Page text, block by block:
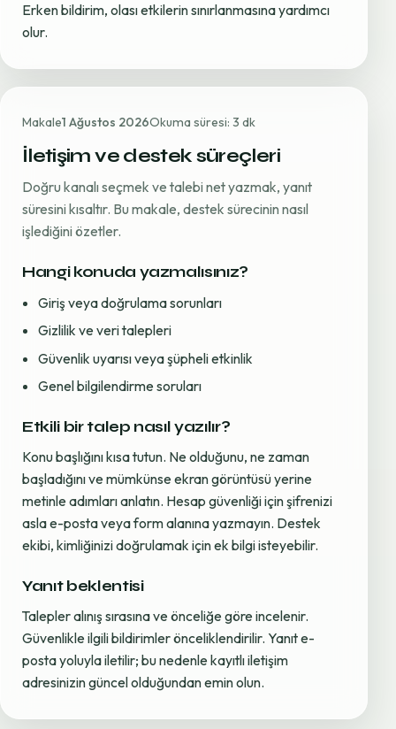
Erken bildirim, olası etkilerin sınırlanmasına yardımcı
olur.
Makale1 Ağustos 2026Okuma süresi: 3 dk
İletişim ve destek süreçleri
Doğru kanalı seçmek ve talebi net yazmak, yanıt
süresini kısaltır. Bu makale, destek sürecinin nasıl
işlediğini özetler.
Hangi konuda yazmalısınız?
Giriş veya doğrulama sorunları
Gizlilik ve veri talepleri
Güvenlik uyarısı veya şüpheli etkinlik
Genel bilgilendirme soruları
Etkili bir talep nasıl yazılır?
Konu başlığını kısa tutun. Ne olduğunu, ne zaman
başladığını ve mümkünse ekran görüntüsü yerine
metinle adımları anlatın. Hesap güvenliği için şifrenizi
asla e-posta veya form alanına yazmayın. Destek
ekibi, kimliğinizi doğrulamak için ek bilgi isteyebilir.
Yanıt beklentisi
Talepler alınış sırasına ve önceliğe göre incelenir.
Güvenlikle ilgili bildirimler önceliklendirilir. Yanıt e-
posta yoluyla iletilir; bu nedenle kayıtlı iletişim
adresinizin güncel olduğundan emin olun.